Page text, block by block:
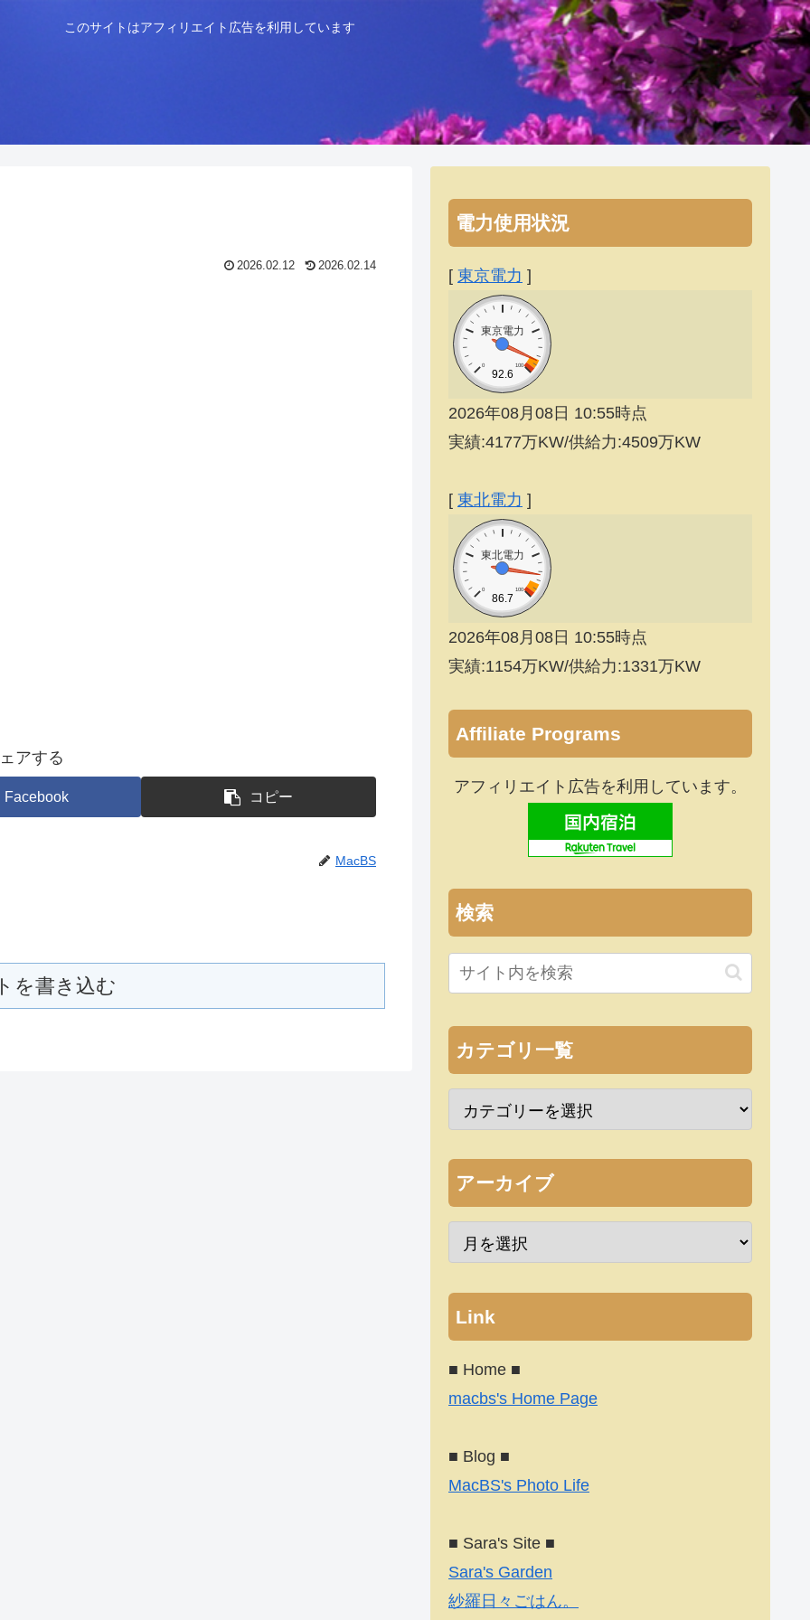
このサイトはアフィリエイト広告を利用しています
2026.02.12 2026.02.14
アする
Facebook コピー
MacBS
を書き込む
電力使用状況
[ 東京電力 ]
東京電力
0 100
92.6
2026年08月08日 10:55時点
実績:4177万KW/供給力:4509万KW
[ 東北電力 ]
東北電力
0 100
86.7
2026年08月08日 10:55時点
実績:1154万KW/供給力:1331万KW
Affiliate Programs
アフィリエイト広告を利用しています。
検索
カテゴリ一覧
アーカイブ
Link
■ Home ■
macbs's Home Page
■ Blog ■
MacBS's Photo Life
■ Sara's Site ■
Sara's Garden
紗羅日々ごはん。